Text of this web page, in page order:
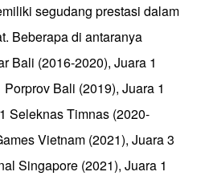
segudang prestasi dalam
Beberapa di antaranya
Bali (2016-2020), Juara 1
Bali (2019), Juara 1
Seleknas Timnas (2020-
Vietnam (2021), Juara 3
Singapore (2021), Juara 1